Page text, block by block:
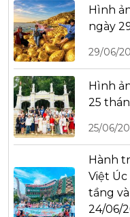
Hình
ngày
29/06/
Hình
25
25/06/
Hành
Việt
tầng
24/06/